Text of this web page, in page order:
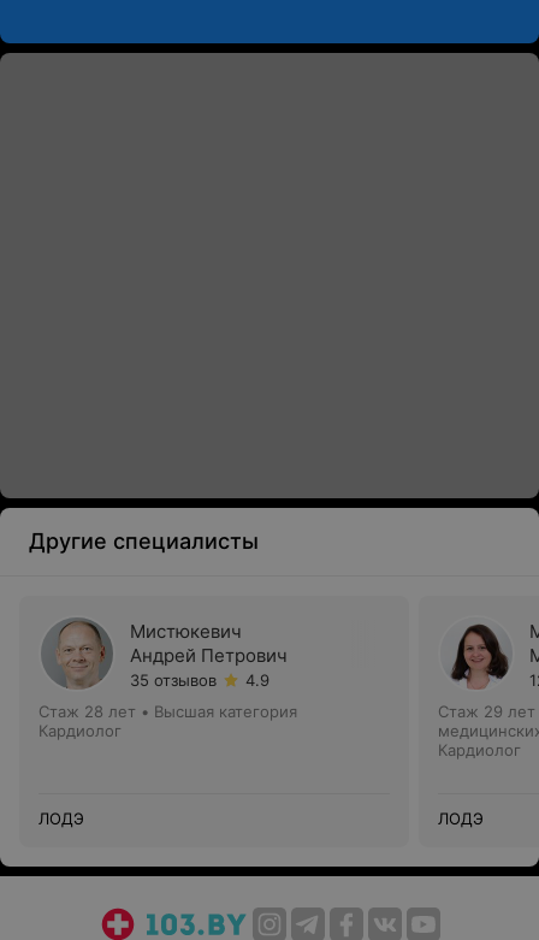
Другие специалисты
Мистюкевич
Андрей Петрович
35 отзывов
4.9
Стаж 28 лет • Высшая категория
Кардиолог
ЛОДЭ
Стаж 29 лет
Кардиолог
ЛОДЭ